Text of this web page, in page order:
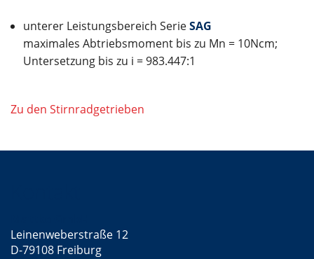
unterer Leistungsbereich SerieSAG
maximales Abtriebsmoment bis zu Mn = 10Ncm;
Untersetzung bis zu i = 983.447:1
Zu den Stirnradgetrieben
Leinenweberstraße 12
D-79108 Freiburg